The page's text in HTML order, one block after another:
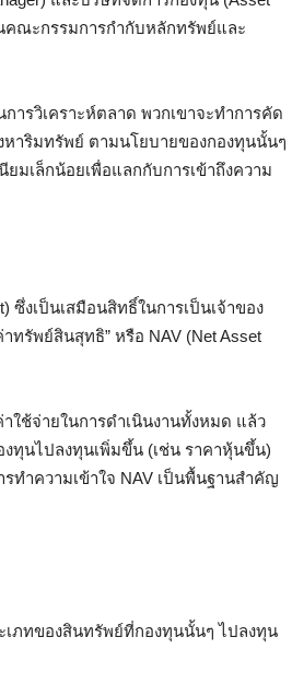
คณะกรรมการกำกับหลักทรัพย์และ
ารวิเคราะห์ตลาด พวกเขาจะทำการคัด
าริมทรัพย์ ตามนโยบายของกองทุนนั้นๆ
มเล็กน้อยเพื่อแลกกับการเข้าถึงความ
งเป็นเสมือนสิทธิ์ในการเป็นเจ้าของ
รัพย์สินสุทธิ” หรือ NAV (Net Asset
ช้จ่ายในการดำเนินงานทั้งหมด แล้ว
ทุนไปลงทุนเพิ่มขึ้น (เช่น ราคาหุ้นขึ้น)
ำความเข้าใจ NAV เป็นพื้นฐานสำคัญ
เภทของสินทรัพย์ที่กองทุนนั้นๆ ไปลงทุน